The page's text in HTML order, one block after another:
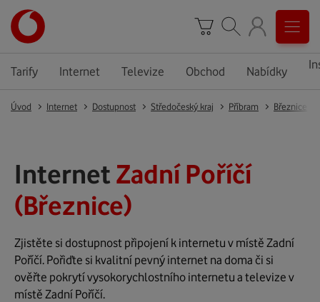
Tarify Internet Televize Obchod Nabídky
Úvod Internet Dostupnost Středočeský kraj Příbram Březnice
Internet Zadní Poříčí
(Březnice)
Zjistěte si dostupnost připojení k internetu v místě Zadní
Poříčí. Pořiďte si kvalitní pevný internet na doma či si
ověřte pokrytí vysokorychlostního internetu a televize v
místě Zadní Poříčí.